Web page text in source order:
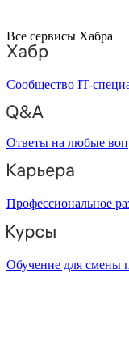
Все сервисы Хабра
Сообщество IT-
Ответы на любые
Профессиональное
Обучение для смены